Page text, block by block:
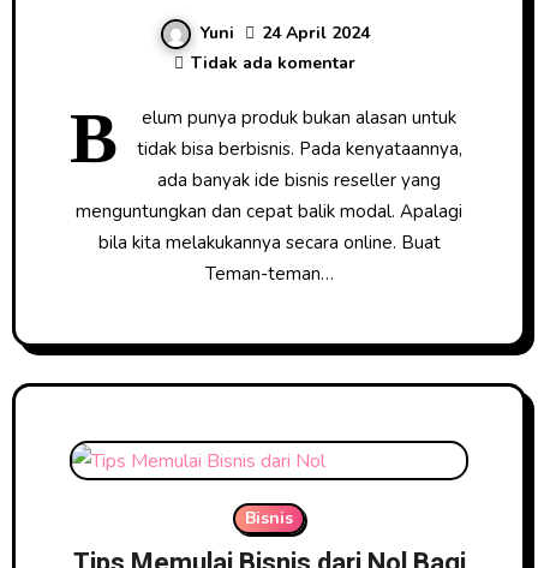
Yuni
24 April 2024
Tidak ada komentar
B
elum punya produk bukan alasan untuk
tidak bisa berbisnis. Pada kenyataannya,
ada banyak ide bisnis reseller yang
menguntungkan dan cepat balik modal. Apalagi
bila kita melakukannya secara online. Buat
Teman-teman…
Bisnis